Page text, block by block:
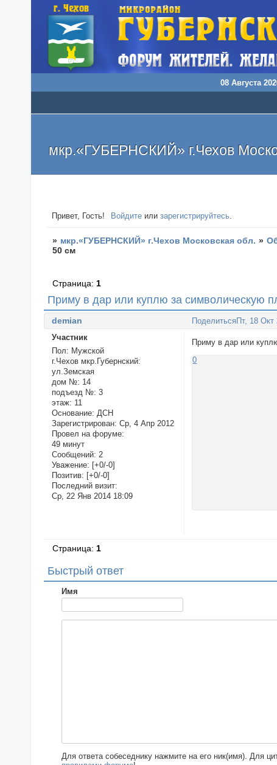
08 Августа
мкр.«ГУБЕРНСКИЙ» г.Чехов
Привет, Гость! Войдите илизарегистрируйтесь.
» мкр.«ГУБЕРНСКИЙ» г.Чехов Московская обл. »
50 см
Приму в дар или куплю за символическую
Страница: 1
Поделиться Пт, 18 Окт
demian
Участник
Пол: Мужской
г.Чехов мкр.Губернский:
ул.Земская
дом №: 14
подъезд №: 3
этаж: 11
Основание: ДСН
Зарегистрирован: Ср, 4 Апр 2012
Провел на форуме:
49 минут
Сообщений: 2
Уважение: [+0/-0]
Позитив: [+0/-0]
Последний визит:
Ср, 22 Янв 2014 18:09
Приму в дар или
0
Страница: 1
Быстрый ответ
Имя
Для ответа собеседнику нажмите на его ник(имя). Для